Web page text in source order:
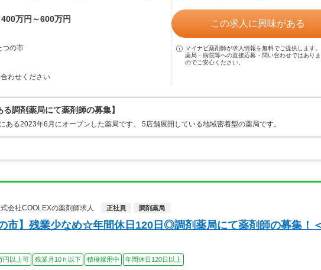
400万円～600万円
つの市
わせください
この求人に興味がある
マイナビ薬剤師が求人情報を無料でご提供します。
薬局・病院等への直接応募・問い合わせではあり
のでご安心ください。
る調剤薬局にて薬剤師の募集】
ある2023年6月にオープンした薬局です。 5店舗展開している地域密着型の薬局です。
会社COOLEXの薬剤師求人
正社員 調剤薬局
市】残業少なめ☆年間休日120日◎調剤薬局にて薬剤師の募集！
円以上可 残業月10ｈ以下 積極採用中 年間休日120日以上